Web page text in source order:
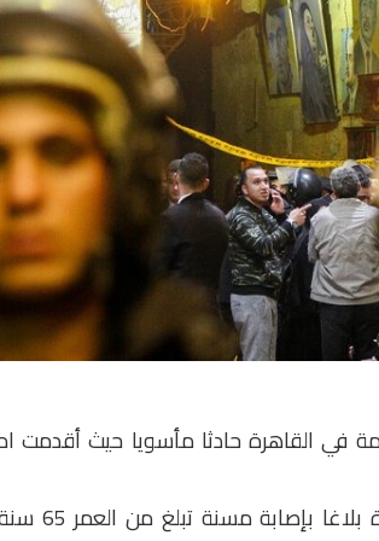
في القاهرة حادثا مأسويا حيث أقدمت
وتلقت